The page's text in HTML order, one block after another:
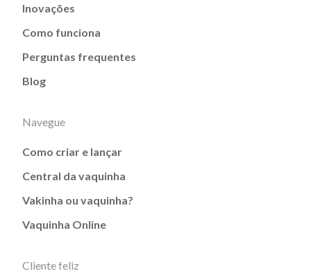
Inovações
Como funciona
Perguntas frequentes
Blog
Navegue
Como criar e lançar
Central da vaquinha
Vakinha ou vaquinha?
Vaquinha Online
Cliente feliz